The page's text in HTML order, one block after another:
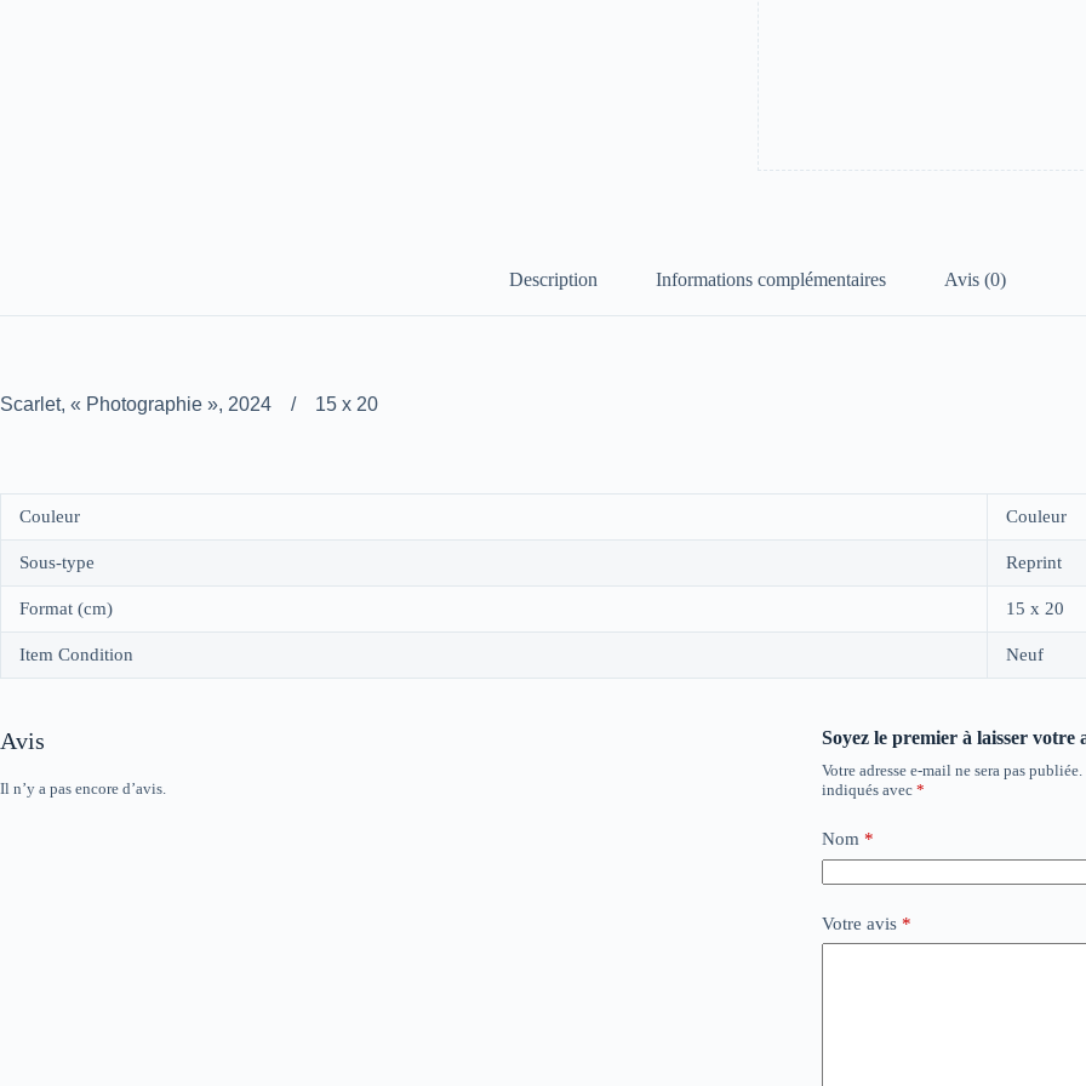
Description Informations complémentaires Avis (0)
Scarlet, « Photographie », 2024 / 15 x 20
Couleur Couleur
Sous-type Reprint
Format (cm) 15 x 20
Item Condition Neuf
Avis
Il n’y a pas encore d’avis.
Soyez le premier à laisser votre
Votre adresse e-mail ne sera pas publiée.
indiqués avec *
Nom *
Votre avis *